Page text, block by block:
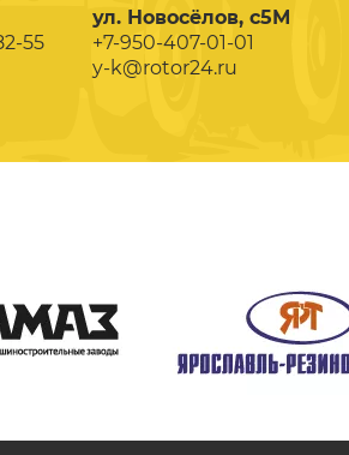
55
ул. Новосёлов, с5М
+7-950-407-01-01
y-k@rotor24.ru